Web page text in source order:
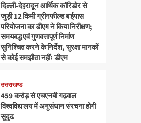
दिल्ली-देहरादून आर्थिक कॉरिडोर से
जुड़ी 12 किमी ग्रीनफील्ड बाईपास
परियोजना का डीएम ने किया निरीक्षण;
समयबद्ध एवं गुणवत्तापूर्ण निर्माण
सुनिश्चित करने के निर्देश, सुरक्षा मानकों
से कोई समझौता नहींः डीएम
उत्तराखण्ड
459 करोड़ से एचएनबी गढ़वाल
विश्वविद्यालय में अनुसंधान संरचना होगी
सुदृढ